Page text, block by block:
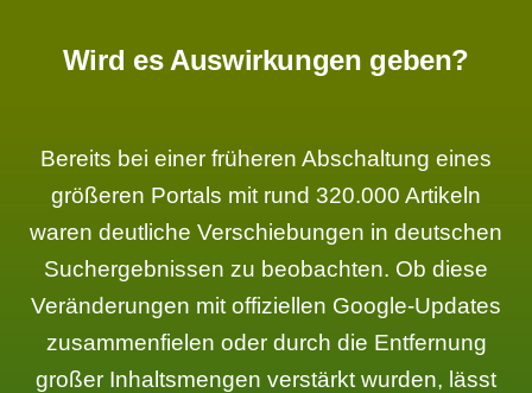
Wird es Auswirkungen geben?
Bereits bei einer früheren Abschaltung eines
größeren Portals mit rund 320.000 Artikeln
waren deutliche Verschiebungen in deutschen
Suchergebnissen zu beobachten. Ob diese
Veränderungen mit offiziellen Google-Updates
zusammenfielen oder durch die Entfernung
großer Inhaltsmengen verstärkt wurden, lässt